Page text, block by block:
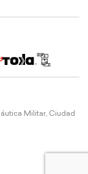
Militar, Ciudad